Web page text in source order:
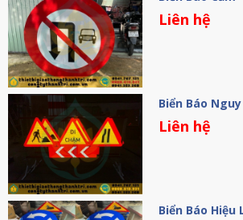
Liên hệ
Biển Báo
Liên hệ
Biển Báo Hiệu